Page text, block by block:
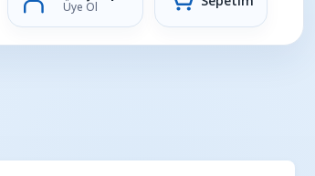
Üye Ol